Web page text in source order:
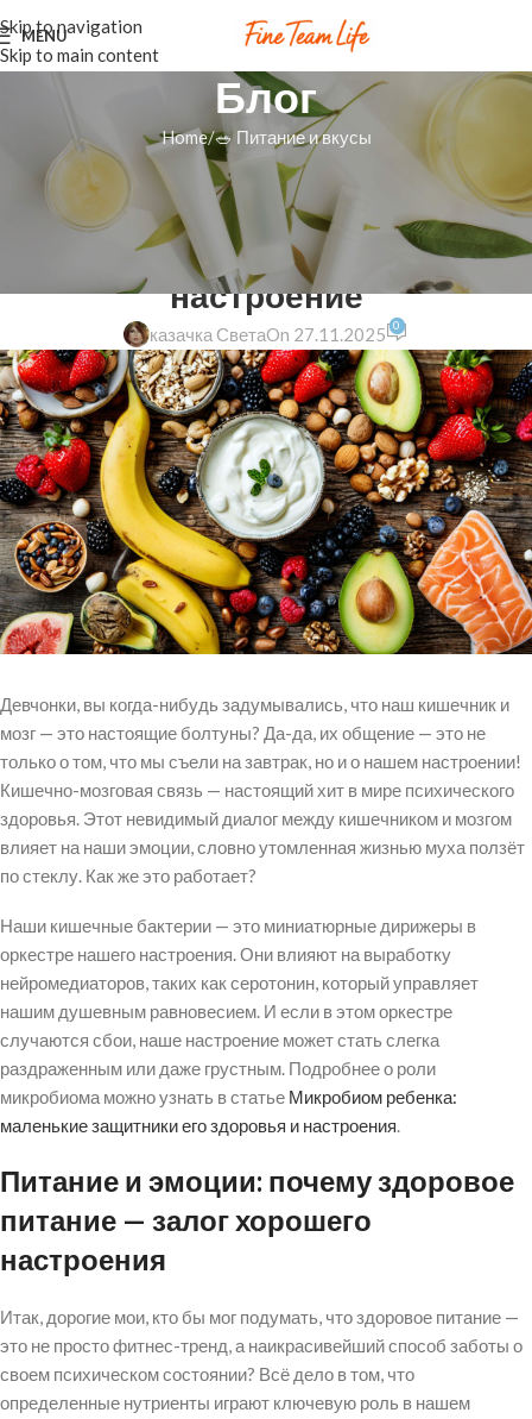
Skip to navigation
Skip to main content
MENU
Блог
Home 🥗 Питание и вкусы
🥗 ПИТАНИЕ И ВКУСЫ
Кишечно-мозговая связь: как
забота о себе меняет
настроение
казачка СветаOn 27.11.2025 0
Девчонки, вы когда-нибудь задумывались, что наш кишечник и
мозг — это настоящие болтуны? Да-да, их общение — это не
только о том, что мы съели на завтрак, но и о нашем настроении!
Кишечно-мозговая связь — настоящий хит в мире психического
здоровья. Этот невидимый диалог между кишечником и мозгом
влияет на наши эмоции, словно утомленная жизнью муха ползёт
по стеклу. Как же это работает?
Наши кишечные бактерии — это миниатюрные дирижеры в
оркестре нашего настроения. Они влияют на выработку
нейромедиаторов, таких как серотонин, который управляет
нашим душевным равновесием. И если в этом оркестре
случаются сбои, наше настроение может стать слегка
раздраженным или даже грустным. Подробнее о роли
микробиома можно узнать в статье Микробиом ребенка:
маленькие защитники его здоровья и настроения.
Питание и эмоции: почему здоровое
питание — залог хорошего
настроения
Итак, дорогие мои, кто бы мог подумать, что здоровое питание —
это не просто фитнес-тренд, а наикрасивейший способ заботы о
своем психическом состоянии? Всё дело в том, что
определенные нутриенты играют ключевую роль в нашем